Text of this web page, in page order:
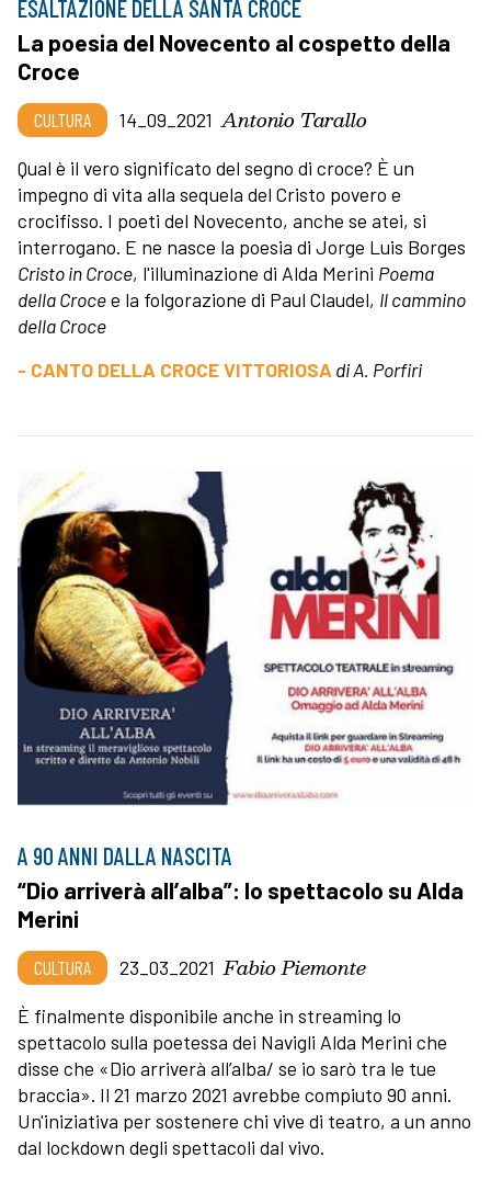
ESALTAZIONE DELLA SANTA CROCE
La poesia del Novecento al cospetto della
Croce
CULTURA 14_09_2021 Antonio Tarallo
Qual è il vero significato del segno di croce? È un
impegno di vita alla sequela del Cristo povero e
crocifisso. I poeti del Novecento, anche se atei, si
interrogano. E ne nasce la poesia di Jorge Luis Borges
Cristo in Croce, l'illuminazione di Alda Merini Poema
della Crocee la folgorazione di Paul Claudel, Il cammino
della Croce
- CANTO DELLA CROCE VITTORIOSA di A. Porfiri
A 90 ANNI DALLA NASCITA
“Dio arriverà all’alba”: lo spettacolo su Alda
Merini
CULTURA 23_03_2021 Fabio Piemonte
È finalmente disponibile anche in streaming lo
spettacolo sulla poetessa dei Navigli Alda Merini che
disse che «Dio arriverà all’alba/ se io sarò tra le tue
braccia». Il 21 marzo 2021 avrebbe compiuto 90 anni.
Un'iniziativa per sostenere chi vive di teatro, a un anno
dal lockdown degli spettacoli dal vivo.